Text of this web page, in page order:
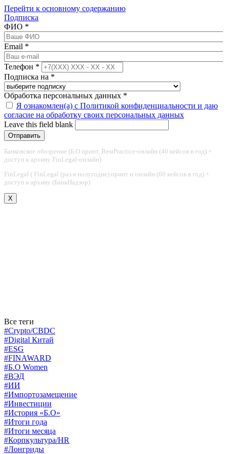
Перейти к основному содержанию
Подписка
ФИО *
Email *
Телефон *
Подписка на *
Обработка персональных данных *
Я ознакомлен(а) с Политикой конфиденциальности и даю
согласие на обработку своих персональных данных
Leave this field blank
Банковское обозрение (Б.О принт, BestPractice-онлайн (40 кейсов в год) +
доступ к архиву FinLegal-онлайн)
FinLegal ( FinLegal (раз в полугодие) принт и онлайн (60 кейсов в год) +
доступ к архиву (БанкНадзор)
X
Все теги
#Crypto/CBDC
#Digital Китай
#ESG
#FINAWARD
#Б.О Women
#ВЭД
#ИИ
#Импортозамещение
#Инвестиции
#История «Б.О»
#Итоги года
#Итоги месяца
#Корпкультура/HR
#Лонгриды